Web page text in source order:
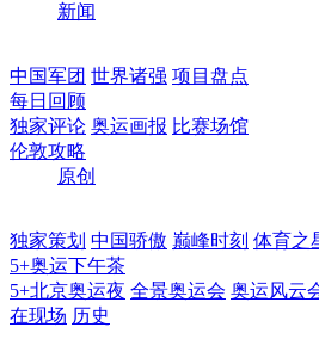
新闻
中国军团 世界诸强 项目盘点
每日回顾
独家评论 奥运画报 比赛场馆
伦敦攻略
原创
独家策划 中国骄傲 巅峰时刻 体育之
5+奥运下午茶
5+北京奥运夜 全景奥运会 奥运风云
在现场 历史